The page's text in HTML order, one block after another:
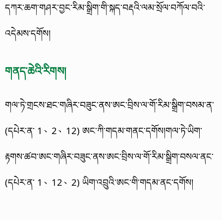
དཀར་ཆག་གཤར་བྱང་རིམ་སྒྲིག་གི་སྐད་བརྡའི་ལམ་སྲོལ་བཀོལ་བའི་
འདེམས་དགོས།
གནད་ཆེའི་རིགས།
གལ་ཏེ་གྲངས་ཐང་གཞིར་བཟུང་ནས་ཨང་བྲིས་ལ་གོ་རིམ་སྒྲིག་བསམ་ན་
(དཔེར་ན་ 1、2、12) ཨང་ཀི་གདམ་གནང་དགོས།གལ་ཏེ་ཡིག་
རྟགས་ཚབ་ཨང་གཞིར་བཟུང་ནས་ཨང་བྲིས་ལ་གོ་རིམ་སྒྲིག་བསལ་ནང་
(དཔེར་ན་ 1、12、2) ཡིག་འབྲུའི་ཨང་གི་གདམ་ནང་དགོས།